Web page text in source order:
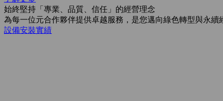
始終堅持「專業、品質、信任」的經營理念
為每一位元合作夥伴提供卓越服務，是您邁向綠色轉型與永續
設備安裝實績